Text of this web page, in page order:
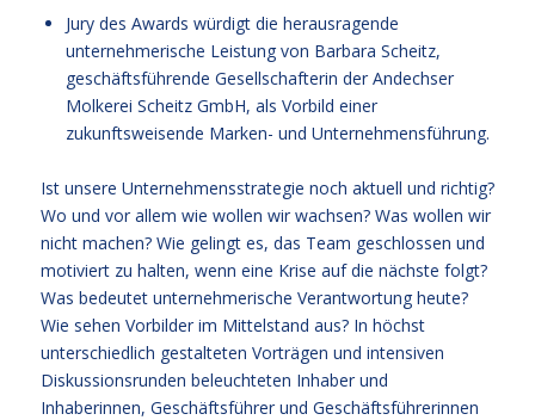
Jury des Awards würdigt die herausragende
unternehmerische Leistung von Barbara Scheitz,
geschäftsführende Gesellschafterin der Andechser
Molkerei Scheitz GmbH, als Vorbild einer
zukunftsweisende Marken- und Unternehmensführung.
Ist unsere Unternehmensstrategie noch aktuell und richtig?
Wo und vor allem wie wollen wir wachsen? Was wollen wir
nicht machen? Wie gelingt es, das Team geschlossen und
motiviert zu halten, wenn eine Krise auf die nächste folgt?
Was bedeutet unternehmerische Verantwortung heute?
Wie sehen Vorbilder im Mittelstand aus? In höchst
unterschiedlich gestalteten Vorträgen und intensiven
Diskussionsrunden beleuchteten Inhaber und
Inhaberinnen, Geschäftsführer und Geschäftsführerinnen